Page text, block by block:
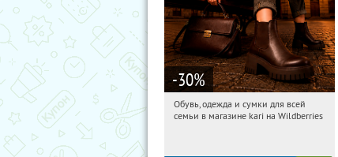
-30%
17:35:08 Получили:
Обувь, одежда и сумки для всей
семьи в магазине kari на Wildberries